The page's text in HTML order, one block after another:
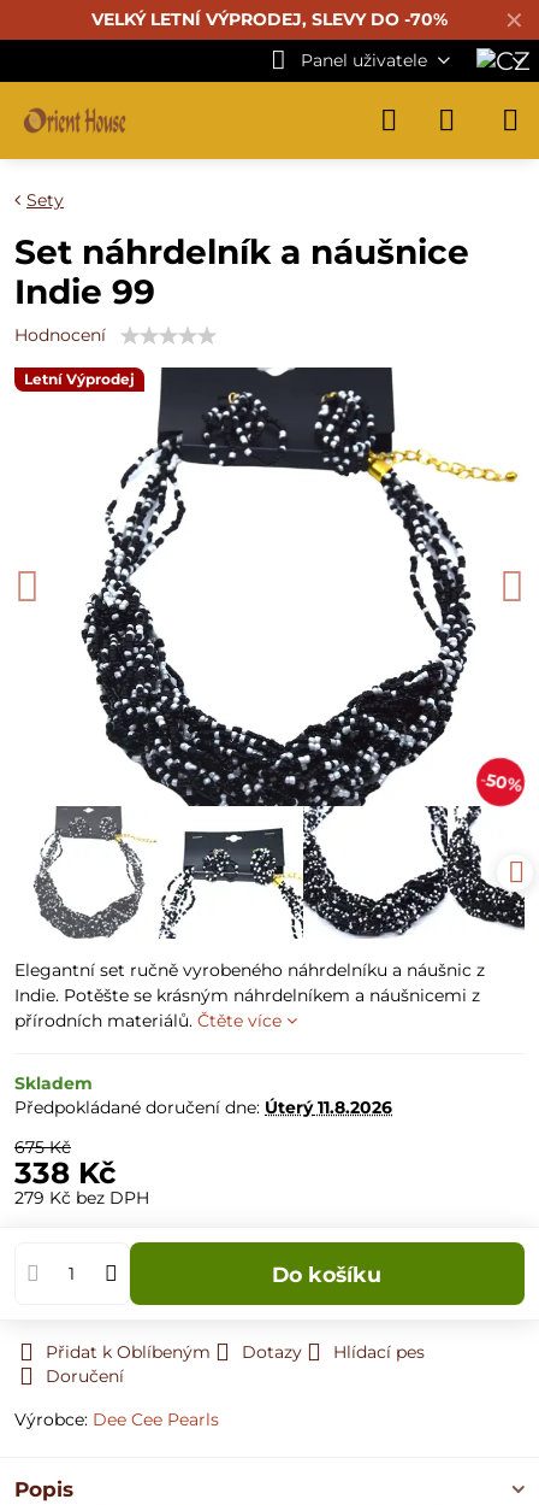
✕
VELKÝ LETNÍ VÝPRODEJ, SLEVY DO -70%
Panel uživatele
Letní Výprodej
50%
Sety
Set náhrdelník a náušnice
Indie 99
Hodnocení
Elegantní set ručně vyrobeného náhrdelníku a náušnic z
Indie. Potěšte se krásným náhrdelníkem a náušnicemi z
přírodních materiálů. Čtěte více
Skladem
Předpokládané doručení dne: Úterý11.8.2026
675 Kč
338 Kč
279 Kč bez DPH
Do košíku
Přidat k Oblíbeným Dotazy
Hlídací pes
Doručení
Výrobce: Dee Cee Pearls
Popis